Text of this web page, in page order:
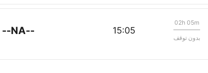
02h 05m
بدون توقف
15:05
--NA--